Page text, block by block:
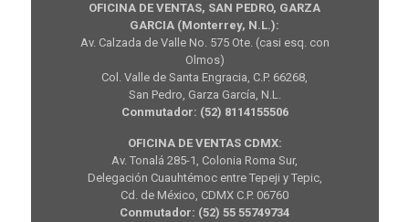
OFICINA DE VENTAS, SAN PEDRO, GARZA
GARCIA (Monterrey, N.L.):
Av. Calzada de Valle No. 575 Ote. (casi esq. con
Olmos)
Col. Valle de Santa Engracia, C.P. 66268,
San Pedro, Garza García, N.L.
Conmutador: (52) 8114155506
OFICINA DE VENTAS CDMX:
Av. Tonalá 285-1, Colonia Roma Sur,
Delegación Cuauhtémoc entre Tepeji y Tepic,
Cd. de México, CDMX C.P. 06760
Conmutador: (52) 55 55749734